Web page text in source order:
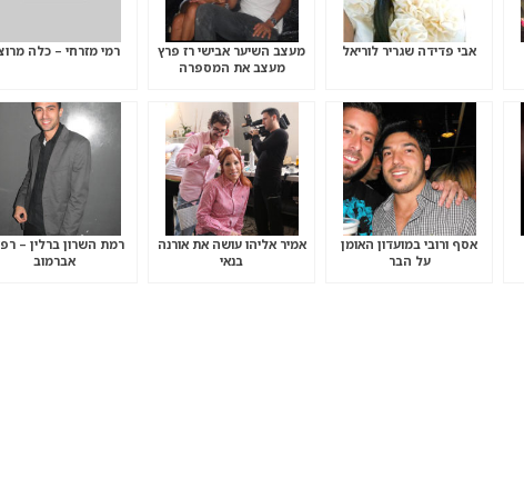
אבי פדידה שגריר לוריאל
מעצב השיער אבישי רז פרץ
מעצב את המספרה
רמי מזרחי – כלה
אסף ורובי במועדון האומן
על הבר
אמיר אליהו עושה את אורנה
בנאי
רמת השרון ברלין –
אברמוב